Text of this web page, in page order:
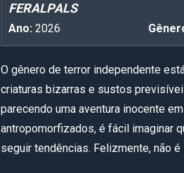
FERALPALS
Ano: 2026
O gênero de terror independente
criaturas bizarras e sustos
parecendo uma aventura inocente
antropomorfizados, é fácil imaginar
seguir tendências. Felizmente, não